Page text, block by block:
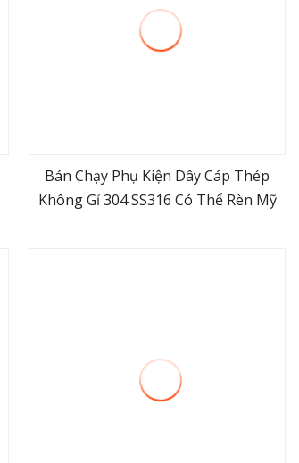
view more
Bán Chạy Phụ Kiện Dây Cáp Thép
Không Gỉ 304 SS316 Có Thể Rèn Mỹ